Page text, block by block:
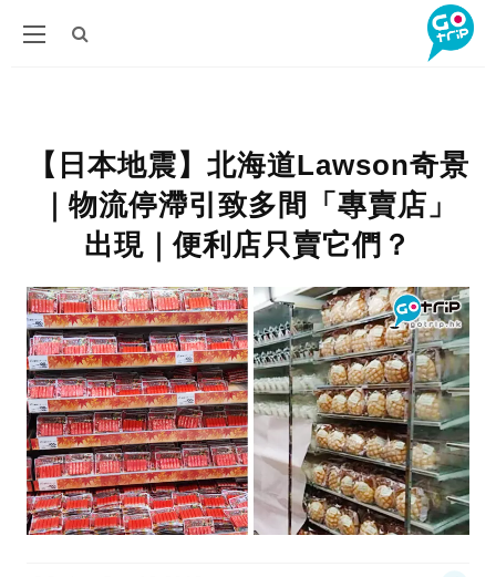
【日本地震】北海道Lawson奇景
｜物流停滯引致多間「專賣店」
出現｜便利店只賣它們？